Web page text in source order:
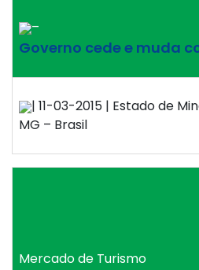
–
Governo cede e muda
| 11-03-2015 | Estado de
MG – Brasil
Mercado de Turismo